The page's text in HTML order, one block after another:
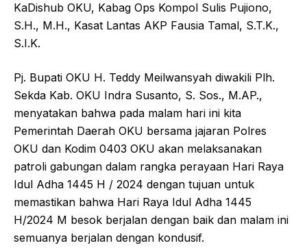
KaDishub OKU, Kabag Ops Kompol Sulis Pujiono,
S.H., M.H., Kasat Lantas AKP Fausia Tamal, S.T.K.,
S.I.K.
Pj. Bupati OKU H. Teddy Meilwansyah diwakili Plh.
Sekda Kab. OKU Indra Susanto, S. Sos., M.AP.,
menyatakan bahwa pada malam hari ini kita
Pemerintah Daerah OKU bersama jajaran Polres
OKU dan Kodim 0403 OKU akan melaksanakan
patroli gabungan dalam rangka perayaan Hari Raya
Idul Adha 1445 H / 2024 dengan tujuan untuk
memastikan bahwa Hari Raya Idul Adha 1445
H/2024 M besok berjalan dengan baik dan malam ini
semuanya berjalan dengan kondusif.